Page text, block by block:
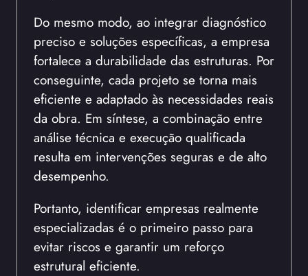
Do mesmo modo, ao integrar diagnóstico
preciso e soluções específicas, a empresa
fortalece a durabilidade das estruturas. Por
conseguinte, cada projeto se torna mais
eficiente e adaptado às necessidades reais
da obra. Em síntese, a combinação entre
análise técnica e execução qualificada
resulta em intervenções seguras e de alto
desempenho.
Portanto, identificar empresas realmente
especializadas é o primeiro passo para
evitar riscos e garantir um reforço
estrutural eficiente.